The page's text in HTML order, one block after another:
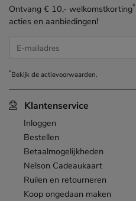
Klantenservice
Inloggen
Bestellen
Betaalmogelijkheden
Nelson Cadeaukaart
Ruilen en retourneren
Koop ongedaan maken
Ontvang € 10,- welkomstkorting*
acties en aanbiedingen!
E-mailadres
*Bekijk deactievoorwaarden.